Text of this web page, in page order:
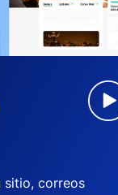
sitio, correos